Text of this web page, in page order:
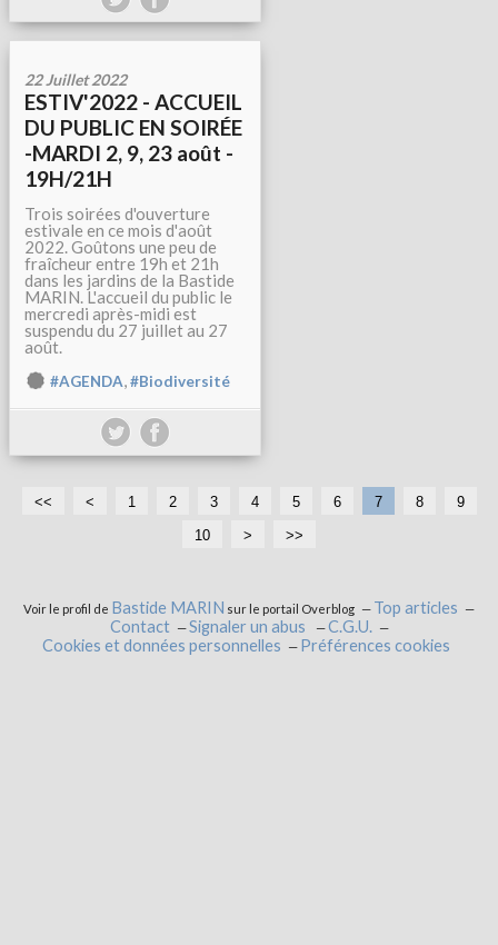
22 Juillet 2022
ESTIV'2022 - ACCUEIL
DU PUBLIC EN SOIRÉE
-MARDI 2, 9, 23 août -
19H/21H
Trois soirées d'ouverture
estivale en ce mois d'août
2022. Goûtons une peu de
fraîcheur entre 19h et 21h
dans les jardins de la Bastide
MARIN. L'accueil du public le
mercredi après-midi est
suspendu du 27 juillet au 27
août.
#AGENDA,#Biodiversité
<< < 1 2 3 4 5 6 7 8
9
10
> >>
Voir le profil de Bastide MARIN sur le portail Overblog
Top articles
Contact
Signaler un abus
C.G.U.
Cookies et données personnelles
Préférences cookies